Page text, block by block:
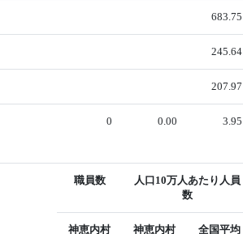
683.75
245.64
207.97
0 0.00 3.95
職員数
人口10万人あたり人員
数
神恵内村 神恵内村 全国平均